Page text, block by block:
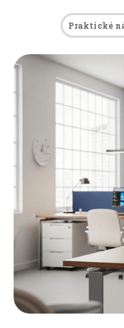
Praktické